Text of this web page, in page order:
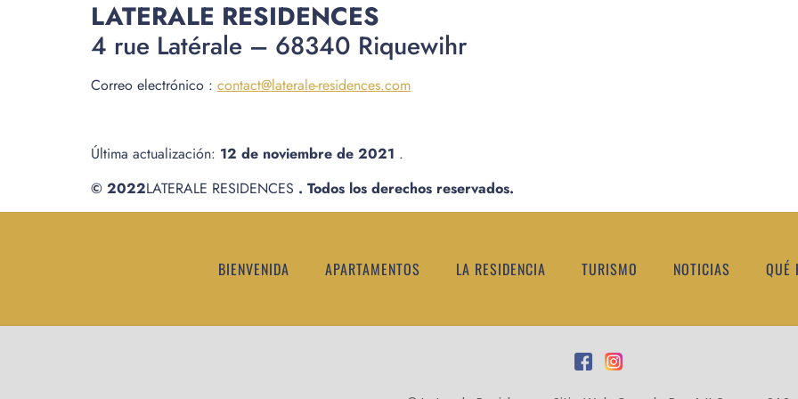
LATERALE RESIDENCES
4 rue Latérale – 68340 Riquewihr
Correo electrónico : contact@laterale-residences.com
Última actualización: 12 de noviembre de 2021 .
© 2022LATERALE RESIDENCES . Todos los derechos reservados.
BIENVENIDA APARTAMENTOS LA RESIDENCIA TURISMO NOTICIAS QUÉ